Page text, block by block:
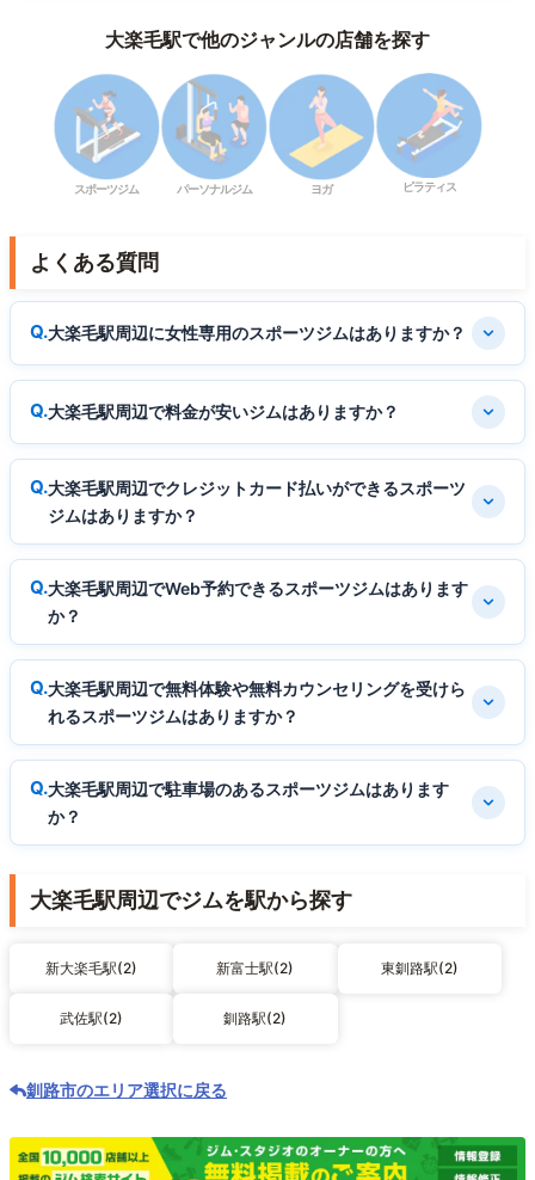
大楽毛駅で他のジャンルの店舗を探す
スポーツジム パーソナルジム ヨガ ピラティス
よくある質問
大楽毛駅周辺に女性専用のスポーツジムはありますか？
大楽毛駅周辺で料金が安いジムはありますか？
大楽毛駅周辺でクレジットカード払いができるスポーツ
ジムはありますか？
大楽毛駅周辺でWeb予約できるスポーツジムはあります
か？
大楽毛駅周辺で無料体験や無料カウンセリングを受けら
れるスポーツジムはありますか？
大楽毛駅周辺で駐車場のあるスポーツジムはあります
か？
大楽毛駅周辺でジムを駅から探す
新大楽毛駅(2) 新富士駅(2) 東釧路駅(2)
武佐駅(2) 釧路駅(2)
釧路市のエリア選択に戻る